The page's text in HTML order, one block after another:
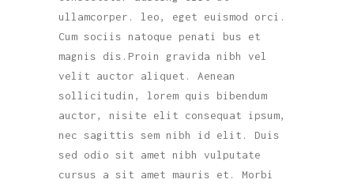
ullamcorper. leo, eget euismod orci.
Cum sociis natoque penati bus et
magnis dis.Proin gravida nibh vel
velit auctor aliquet. Aenean
sollicitudin, lorem quis bibendum
auctor, nisite elit consequat ipsum,
nec sagittis sem nibh id elit. Duis
sed odio sit amet nibh vulputate
cursus a sit amet mauris et. Morbi